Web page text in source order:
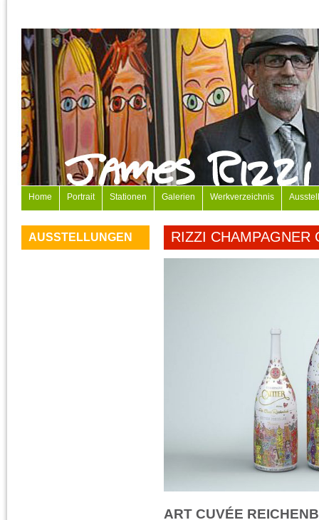
Home Portrait Stationen Galerien Werkverzeichnis
AUSSTELLUNGEN RIZZI CHAMPAGNER
ART CUVÉE